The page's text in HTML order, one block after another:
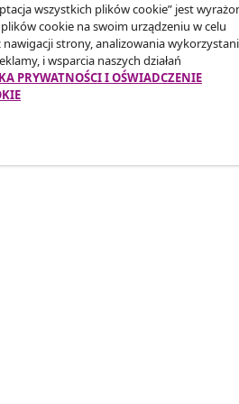
Biznes
Program
Produkuj dla
wszystkich plików cookie” jest
cookie na swoim urządzeniu w celu
strony, analizowania
i wsparcia naszych działań
PRYWATNOŚCI I OŚWIADCZENIE